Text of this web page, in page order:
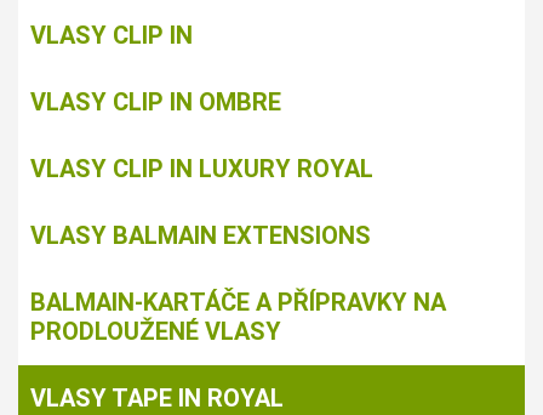
VLASY CLIP IN
VLASY CLIP IN OMBRE
VLASY CLIP IN LUXURY ROYAL
VLASY BALMAIN EXTENSIONS
BALMAIN-KARTÁČE A PŘÍPRAVKY NA
PRODLOUŽENÉ VLASY
VLASY TAPE IN ROYAL